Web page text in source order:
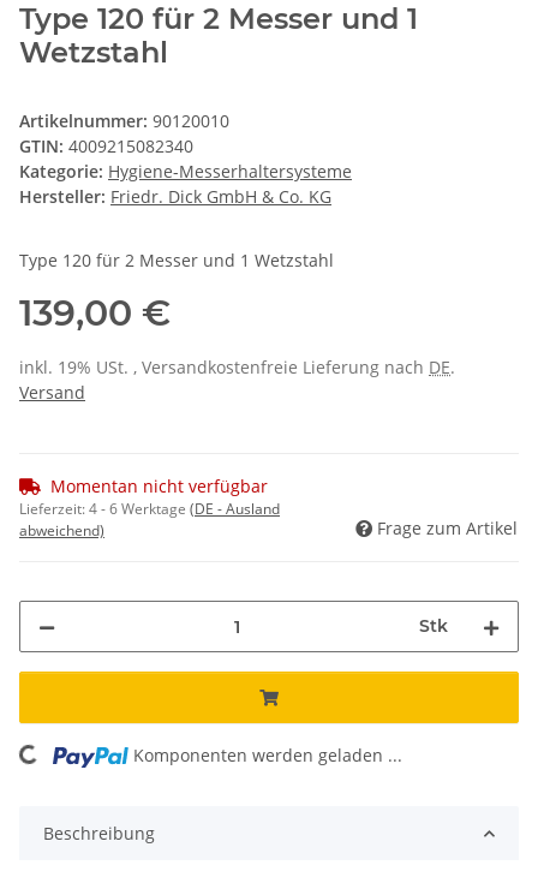
Type 120 für 2 Messer und 1
Wetzstahl
Artikelnummer: 90120010
GTIN: 4009215082340
Kategorie: Hygiene-Messerhaltersysteme
Hersteller: Friedr. Dick GmbH & Co. KG
Type 120 für 2 Messer und 1 Wetzstahl
139,00 €
inkl. 19% USt. , Versandkostenfreie Lieferung nach DE.
Versand
Momentan nicht verfügbar
Lieferzeit:4 - 6 Werktage (DE - Ausland
abweichend)
Frage zum Artikel
Stk
Loading... Komponenten werden geladen ...
Beschreibung